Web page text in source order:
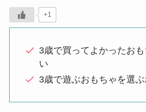
+1
3歳で買ってよかったお
い
3歳で遊ぶおもちゃを選ぶ